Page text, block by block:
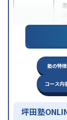
特徴
塾の特徴
コース内
坪田塾